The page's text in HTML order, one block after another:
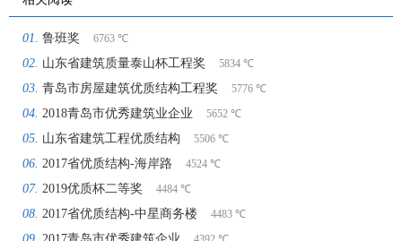
鲁班奖 6763 ℃
山东省建筑质量泰山杯工程奖 5834 ℃
青岛市房屋建筑优质结构工程奖 5776 ℃
2018青岛市优秀建筑业企业 5652 ℃
山东省建筑工程优质结构 5506 ℃
2017省优质结构-海岸路 4524 ℃
2019优质杯二等奖 4484 ℃
2017省优质结构-中星商务楼 4483 ℃